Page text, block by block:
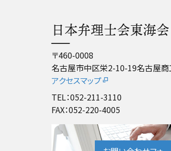
日本弁理士会東海会
〒460-0008
名古屋市中区栄2-10-19名古屋
アクセスマップ
TEL：052-211-3110
FAX：052-220-4005